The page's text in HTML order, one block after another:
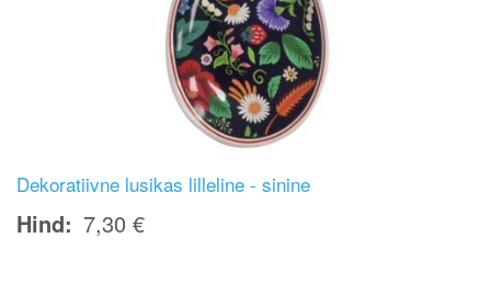
Dekoratiivne lusikas lilleline - sinine
Hind 7,30 €